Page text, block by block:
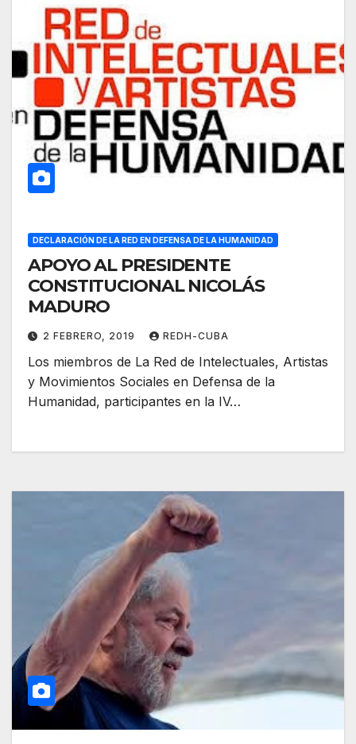
DECLARACIÓN DE LA RED EN DEFENSA DE LA HUMANIDAD
APOYO AL PRESIDENTE
CONSTITUCIONAL NICOLÁS
MADURO
2 FEBRERO, 2019 REDH-CUBA
Los miembros de La Red de Intelectuales, Artistas
y Movimientos Sociales en Defensa de la
Humanidad, participantes en la IV…